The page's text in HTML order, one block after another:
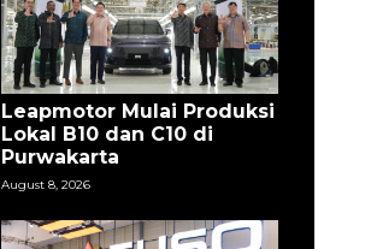
Leapmotor Mulai Produksi
Lokal B10 dan C10 di
Purwakarta
August 8, 2026